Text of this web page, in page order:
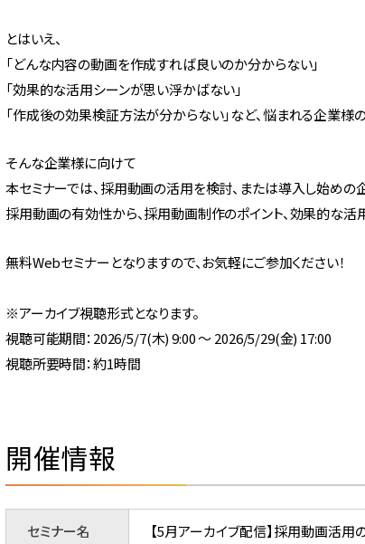
とはいえ、
「どんな内容の動画を作成すれば良いのか分からない」
「効果的な活用シーンが思い浮かばない」
「作成後の効果検証方法が分からない」など、悩まれる企業様
そんな企業様に向けて
本セミナーでは、採用動画の活用を検討、または導入し始めの
採用動画の有効性から、採用動画制作のポイント、効果的な活
無料Webセミナーとなりますので、お気軽にご参加ください！
※アーカイブ視聴形式となります。
視聴可能期間：2026/5/7(木) 9:00 ～ 2026/5/29(金) 17:00
視聴所要時間：約1時間
開催情報
セミナー名 【5月アーカイブ配信】採用動画活